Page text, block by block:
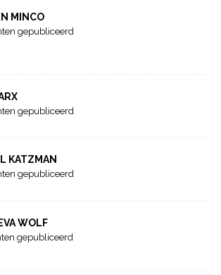
MINCO
gepubliceerd
gepubliceerd
KATZMAN
gepubliceerd
WOLF
gepubliceerd